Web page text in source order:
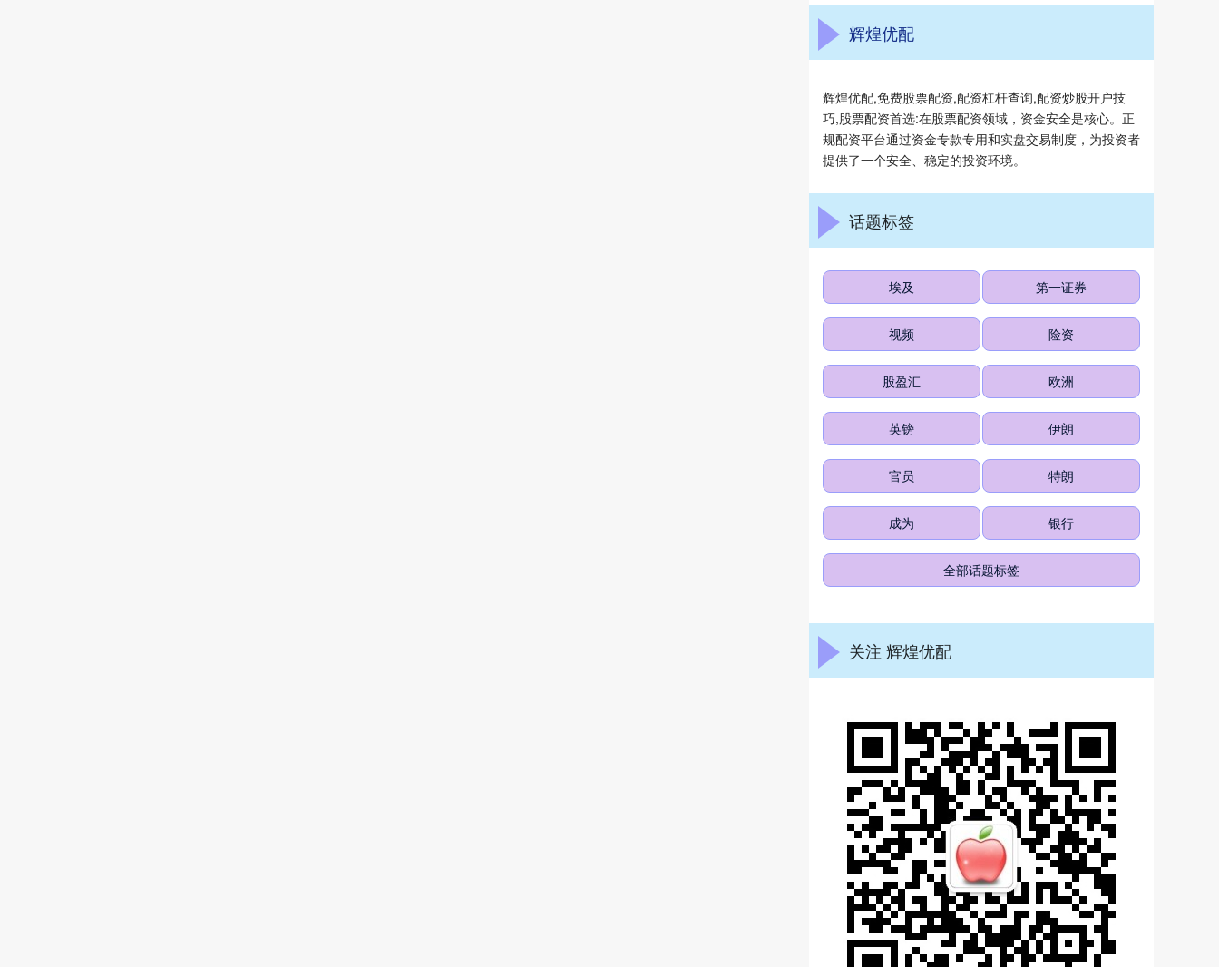
辉煌优配
辉煌优配,免费股票配资,配资杠杆查询,配资炒股开户技
巧,股票配资首选:在股票配资领域，资金安全是核心。正
规配资平台通过资金专款专用和实盘交易制度，为投资者
提供了一个安全、稳定的投资环境。
话题标签
埃及 第一证券
视频 险资
股盈汇 欧洲
英镑 伊朗
官员 特朗
成为 银行
全部话题标签
关注 辉煌优配